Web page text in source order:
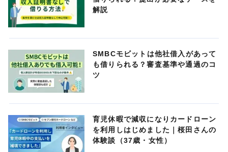
解説
SMBCモビットは他社借入があって
も借りられる？審査基準や通過のコ
ツ
育児休暇で減収になりカードローン
を利用しはじめました｜桜田さんの
体験談（37歳・女性）